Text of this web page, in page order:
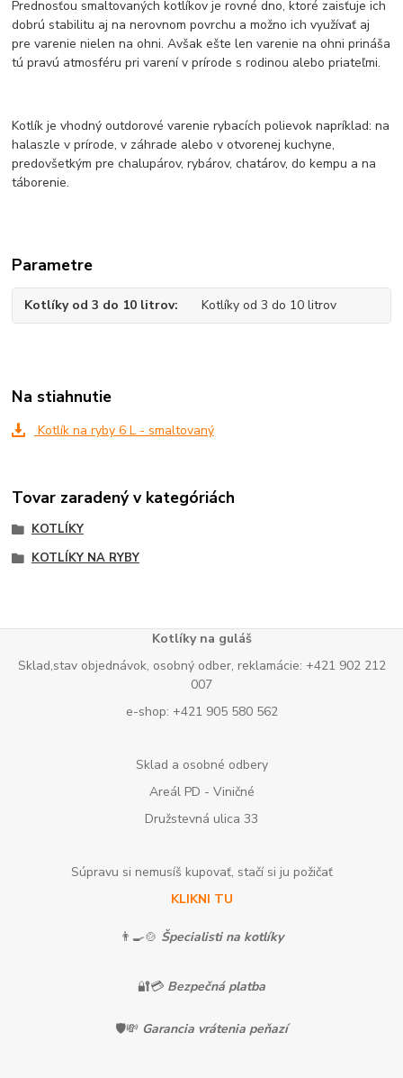
Prednosťou smaltovaných kotlíkov je rovné dno, ktoré zaisťuje ich
dobrú stabilitu aj na nerovnom povrchu a možno ich využívať aj
pre varenie nielen na ohni. Avšak ešte len varenie na ohni prináša
tú pravú atmosféru pri varení v prírode s rodinou alebo priateľmi.
Kotlík je vhodný outdorové varenie rybacích polievok napríklad: na
halaszle v prírode, v záhrade alebo v otvorenej kuchyne,
predovšetkým pre chalupárov, rybárov, chatárov, do kempu a na
táborenie.
Parametre
Kotlíky od 3 do 10 litrov Kotlíky od 3 do 10 litrov
Na stiahnutie
Kotlík na ryby 6 L - smaltovaný
Tovar zaradený v kategóriách
KOTLÍKY
KOTLÍKY NA RYBY
Kotlíky na guláš
Sklad,stav objednávok, osobný odber, reklamácie: +421 902 212
007
e-shop: +421 905 580 562
Sklad a osobné odbery
Areál PD - Viničné
Družstevná ulica 33
Súpravu si nemusíš kupovať, stačí si ju požičať
KLIKNI TU
👨‍🍳🍲 Špecialisti na kotlíky
🔐💳 Bezpečná platba
🛡️💸 Garancia vrátenia peňazí